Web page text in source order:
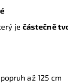
je částečně
až 125 cm